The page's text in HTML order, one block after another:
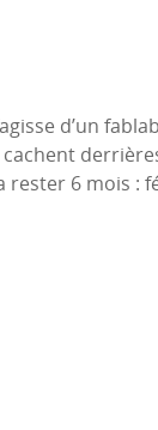
d’un
rester 6 mois :